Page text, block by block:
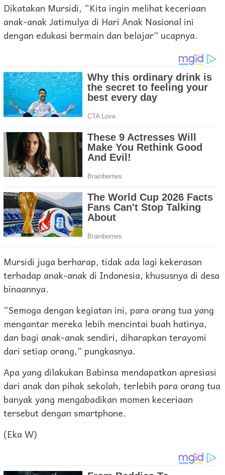
Dikatakan Mursidi, “Kita ingin melihat keceriaan
anak-anak Jatimulya di Hari Anak Nasional ini
dengan edukasi bermain dan belajar” ucapnya.
Mursidi juga berharap, tidak ada lagi kekerasan
terhadap anak-anak di Indonesia, khususnya di desa
binaannya.
“Semoga dengan kegiatan ini, para orang tua yang
mengantar mereka lebih mencintai buah hatinya,
dan bagi anak-anak sendiri, diharapkan terayomi
dari setiap orang,” pungkasnya.
Apa yang dilakukan Babinsa mendapatkan apresiasi
dari anak dan pihak sekolah, terlebih para orang tua
banyak yang mengabadikan momen keceriaan
tersebut dengan smartphone.
(Eka W)